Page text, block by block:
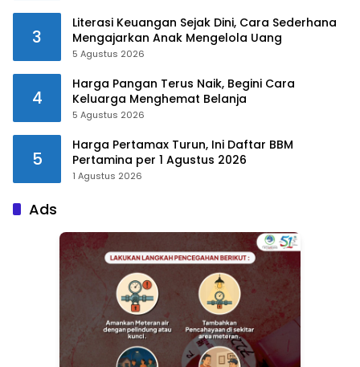
3
Literasi Keuangan Sejak Dini, Cara Sederhana
Mengajarkan Anak Mengelola Uang
5 Agustus 2026
4
Harga Pangan Terus Naik, Begini Cara
Keluarga Menghemat Belanja
5 Agustus 2026
5
Harga Pertamax Turun, Ini Daftar BBM
Pertamina per 1 Agustus 2026
1 Agustus 2026
Ads